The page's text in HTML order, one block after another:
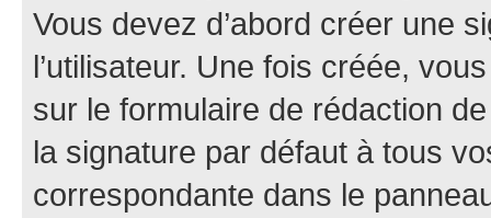
Vous devez d’abord créer une
l’utilisateur. Une fois créée,
sur le formulaire de rédaction
la signature par défaut à tous
correspondante dans le